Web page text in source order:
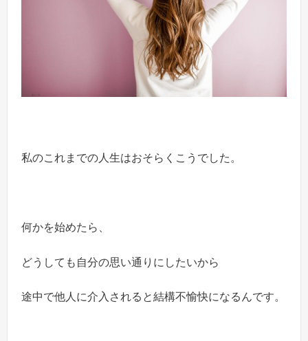
私のこれまでの人生はおそらくこうでした。
何かを始めたら、
どうしても自分の思い通りにしたいから
途中で他人に介入されると結構不愉快になるんです。